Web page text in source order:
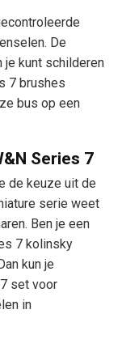
De
je kunt schilderen
7 brushes
bus op een
Series 7
de keuze uit de
serie weet
Ben je een
7 kolinsky
kun je
set voor
in